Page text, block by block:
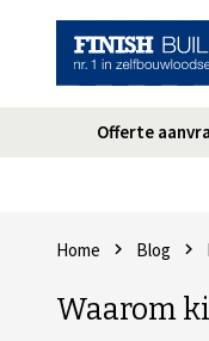
Offerte
Home Blog
Waarom